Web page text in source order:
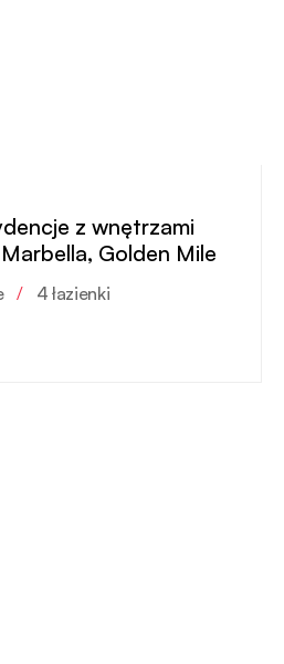
z wnętrzami
Golden Mile
/ 4 łazienki